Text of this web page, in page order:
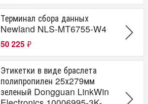
Терминал сбора данных
Newland NLS-MT6755-W4
50 225 ₽
Этикетки в виде браслета
полипропилен 25х279мм
зеленый Dongguan LinkWin